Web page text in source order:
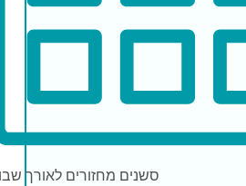
סשנים מחזורים לאורך